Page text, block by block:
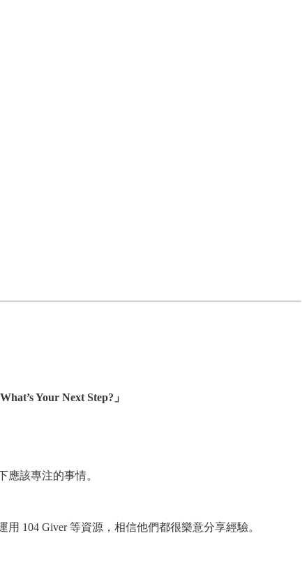
What’s Your Next Step?」
該專注的事情。
104 Giver 等資源，相信他們都很樂意分享經驗。